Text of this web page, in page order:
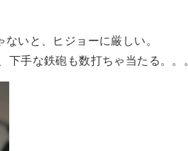
いと、ヒジョーに厳しい。
手な鉄砲も数打ちゃ当たる。。。